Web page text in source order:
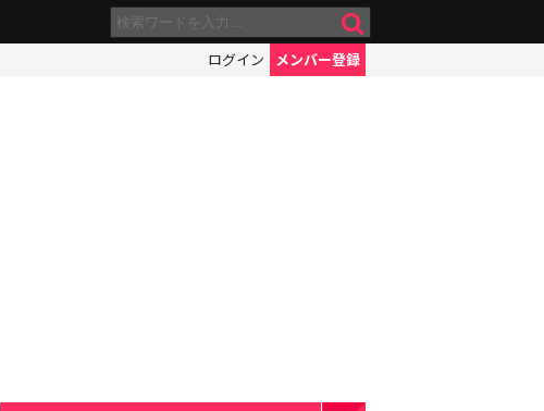
ログイン メンバー登録